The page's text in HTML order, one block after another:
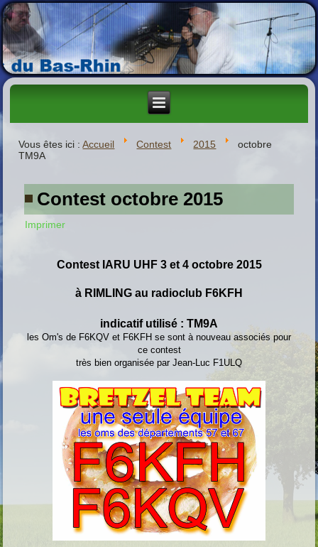
Vous êtes ici :Accueil Contest 2015
octobre
TM9A
Contest octobre 2015
Imprimer
ContestIARU UHF 3 et 4 octobre 2015
à RIMLING au radioclub F6KFH
indicatif utilisé : TM9A
les Om's de F6KQV et F6KFH se sont à nouveau associés pour
ce contest
très bien organisée par Jean-Luc F1ULQ